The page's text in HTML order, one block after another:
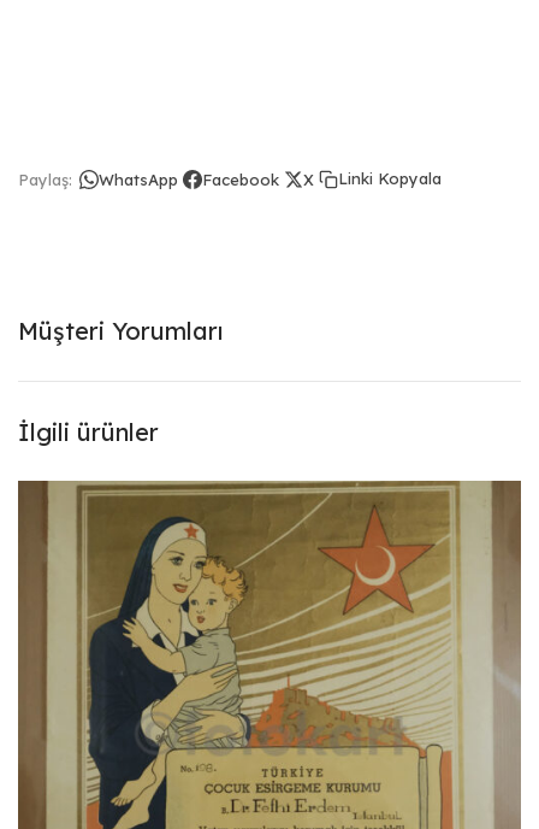
Paylaş: WhatsApp Facebook X Linki Kopyala
Müşteri Yorumları
İlgili ürünler